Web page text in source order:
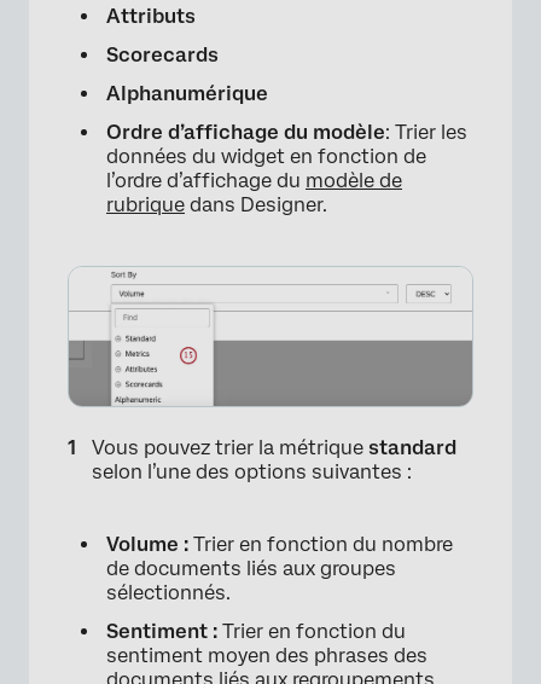
Attributs
Scorecards
Alphanumérique
Ordre d’affichage du modèle: Trier les
données du widget en fonction de
l’ordre d’affichage du modèle de
rubrique dans Designer.
Vous pouvez trier la métrique standard
selon l’une des options suivantes :
Volume : Trier en fonction du nombre
de documents liés aux groupes
sélectionnés.
Sentiment : Trier en fonction du
sentiment moyen des phrases des